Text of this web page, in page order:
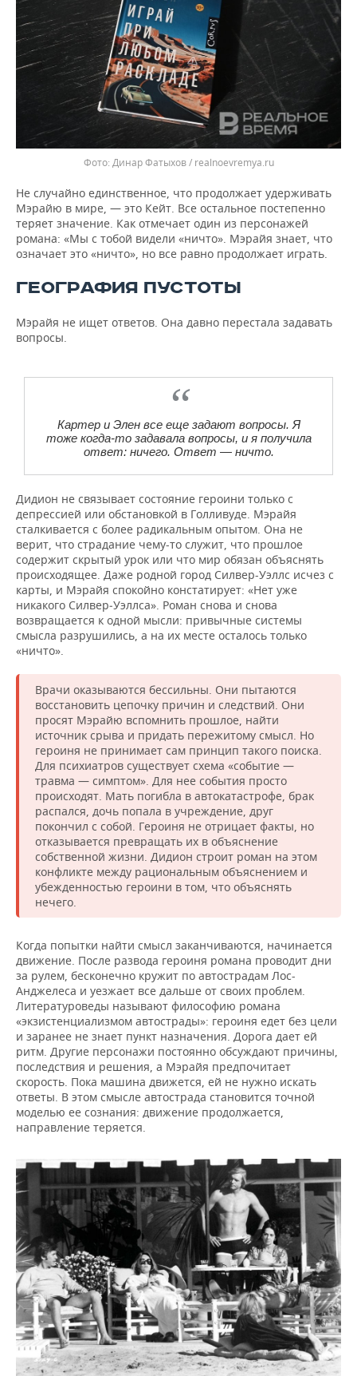
Динар Фатыхов / realnoevremya.ru
Не случайно единственное, что продолжает удерживать
Мэрайю в мире, — это Кейт. Все остальное постепенно
теряет значение. Как отмечает один из персонажей
романа: «Мы с тобой видели «ничто». Мэрайя знает, что
означает это «ничто», но все равно продолжает играть.
ГЕОГРАФИЯ ПУСТОТЫ
Мэрайя не ищет ответов. Она давно перестала задавать
вопросы.
Картер и Элен все еще задают вопросы. Я
тоже когда‐то задавала вопросы, и я получила
ответ: ничего. Ответ — ничто.
Дидион не связывает состояние героини только с
депрессией или обстановкой в Голливуде. Мэрайя
сталкивается с более радикальным опытом. Она не
верит, что страдание чему-то служит, что прошлое
содержит скрытый урок или что мир обязан объяснять
происходящее. Даже родной город Силвер-Уэллс исчез с
карты, и Мэрайя спокойно констатирует: «Нет уже
никакого Силвер‐Уэллса». Роман снова и снова
возвращается к одной мысли: привычные системы
смысла разрушились, а на их месте осталось только
«ничто».
Врачи оказываются бессильны. Они пытаются
восстановить цепочку причин и следствий. Они
просят Мэрайю вспомнить прошлое, найти
источник срыва и придать пережитому смысл. Но
героиня не принимает сам принцип такого поиска.
Для психиатров существует схема «событие —
травма — симптом». Для нее события просто
происходят. Мать погибла в автокатастрофе, брак
распался, дочь попала в учреждение, друг
покончил с собой. Героиня не отрицает факты, но
отказывается превращать их в объяснение
собственной жизни. Дидион строит роман на этом
конфликте между рациональным объяснением и
убежденностью героини в том, что объяснять
нечего.
Когда попытки найти смысл заканчиваются, начинается
движение. После развода героиня романа проводит дни
за рулем, бесконечно кружит по автострадам Лос-
Анджелеса и уезжает все дальше от своих проблем.
Литературоведы называют философию романа
«экзистенциализмом автострады»: героиня едет без цели
и заранее не знает пункт назначения. Дорога дает ей
ритм. Другие персонажи постоянно обсуждают причины,
последствия и решения, а Мэрайя предпочитает
скорость. Пока машина движется, ей не нужно искать
ответы. В этом смысле автострада становится точной
моделью ее сознания: движение продолжается,
направление теряется.